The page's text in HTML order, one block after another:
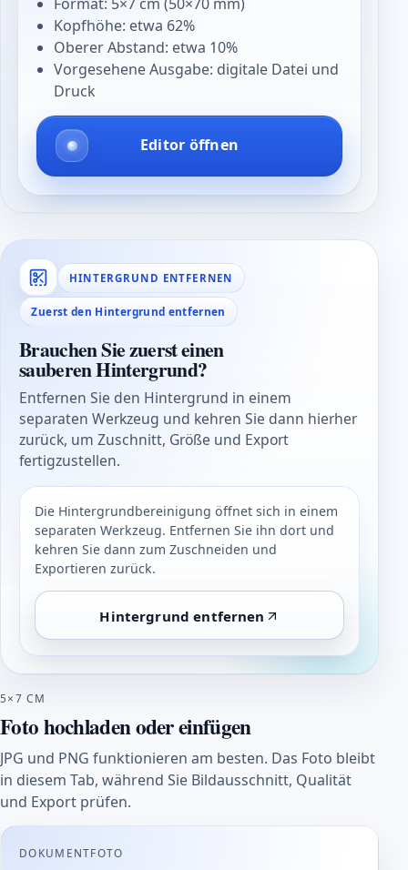
Kopfhöhe: etwa 62%
Oberer Abstand: etwa 10%
Vorgesehene Ausgabe: digitale Datei und
Druck
Editor öffnen
HINTERGRUND ENTFERNEN
Zuerst den Hintergrund entfernen
Brauchen Sie zuerst einen
sauberen Hintergrund?
Entfernen Sie den Hintergrund in einem
separaten Werkzeug und kehren Sie dann hierher
zurück, um Zuschnitt, Größe und Export
fertigzustellen.
Die Hintergrundbereinigung öffnet sich in einem
separaten Werkzeug. Entfernen Sie ihn dort und
kehren Sie dann zum Zuschneiden und
Exportieren zurück.
Hintergrund entfernen
5×7 CM
Foto hochladen oder einfügen
JPG und PNG funktionieren am besten. Das Foto bleibt
in diesem Tab, während Sie Bildausschnitt, Qualität
und Export prüfen.
DOKUMENTFOTO